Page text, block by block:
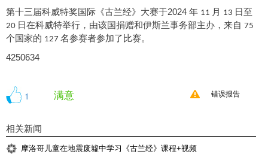
第十三届科威特奖国际 《古兰经》 大赛于2024 年 11 月 13 日至
20 日在科威特举行，由该国捐赠和伊斯兰事务部主办，来自 75
个国家的 127 名参赛者参加了比赛。
4250634
1 满意 错误报告
相关新闻
摩洛哥儿童在地震废墟中学习《古兰经》课程+视频